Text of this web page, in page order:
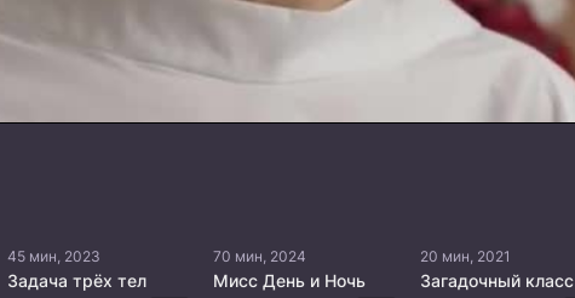
45 мин, 2023
Задача трёх тел
70 мин, 2024
Мисс День и Ночь
20 мин, 2021
Загадочный класс